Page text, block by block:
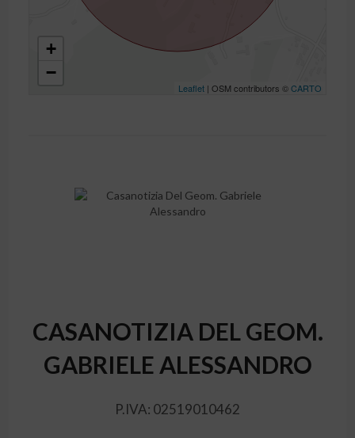
+
−
Leaflet| OSM contributors ©CARTO
CASANOTIZIA DEL GEOM.
GABRIELE ALESSANDRO
P.IVA: 02519010462